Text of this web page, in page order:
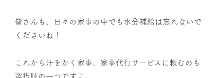
皆さんも、日々の家事の中でも水分補給は忘れないで
くださいね！
これから汗をかく家事、家事代行サービスに頼むのも
選択肢の一つですよ。